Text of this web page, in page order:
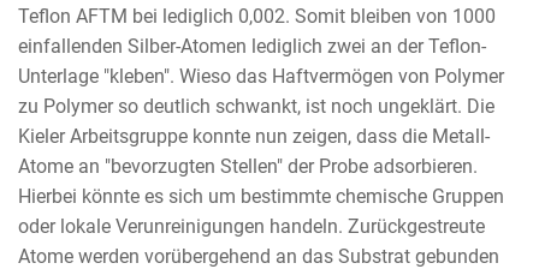
Teflon AFTM bei lediglich 0,002. Somit bleiben von 1000
einfallenden Silber-Atomen lediglich zwei an der Teflon-
Unterlage "kleben". Wieso das Haftvermögen von Polymer
zu Polymer so deutlich schwankt, ist noch ungeklärt. Die
Kieler Arbeitsgruppe konnte nun zeigen, dass die Metall-
Atome an "bevorzugten Stellen" der Probe adsorbieren.
Hierbei könnte es sich um bestimmte chemische Gruppen
oder lokale Verunreinigungen handeln. Zurückgestreute
Atome werden vorübergehend an das Substrat gebunden